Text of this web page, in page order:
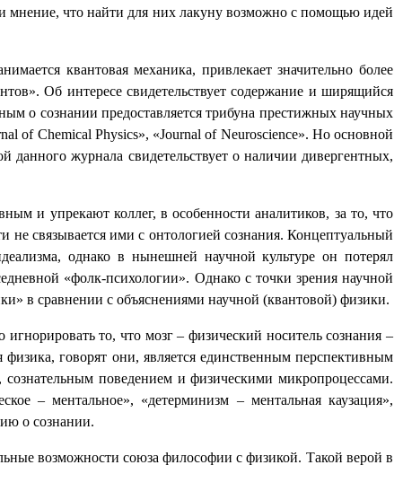
мнение, что найти для них лакуну возможно с помощью идей
квантовая механика, привлекает значительно более
Об интересе свидетельствует содержание и ширящийся
о сознании предоставляется трибуна престижных научных
of Chemical Physics», «Journal of Neuroscience». Но основной
данного журнала свидетельствует о наличии дивергентных,
и упрекают коллег, в особенности аналитиков, за то, что
не связывается ими с онтологией сознания. Концептуальный
однако в нынешней научной культуре он потерял
«фолк-психологии». Однако с точки зрения научной
в сравнении с объяснениями научной (квантовой) физики.
то, что мозг – физический носитель сознания –
говорят они, является единственным перспективным
поведением и физическими микропроцессами.
– ментальное», «детерминизм – ментальная каузация»,
о сознании.
возможности союза философии с физикой. Такой верой в